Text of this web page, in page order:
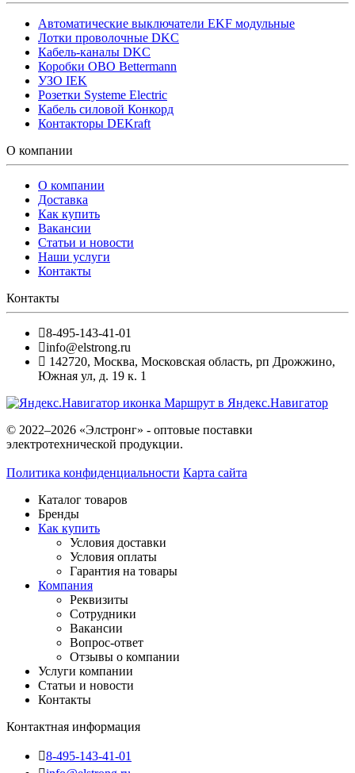
Автоматические выключатели EKF модульные
Лотки проволочные DKC
Кабель-каналы DKC
Коробки OBO Bettermann
УЗО IEK
Розетки Systeme Electric
Кабель силовой Конкорд
Контакторы DEKraft
О компании
О компании
Доставка
Как купить
Вакансии
Статьи и новости
Наши услуги
Контакты
Контакты
8-495-143-41-01
info@elstrong.ru
142720, Москва, Московская область, рп Дрожжино,
Южная ул, д. 19 к. 1
Маршрут в Яндекс.Навигатор
© 2022–2026 «Элстронг» - оптовые поставки
электротехнической продукции.
Политика конфиденциальности Карта сайта
Каталог товаров
Бренды
Как купить
Условия доставки
Условия оплаты
Гарантия на товары
Компания
Реквизиты
Сотрудники
Вакансии
Вопрос-ответ
Отзывы о компании
Услуги компании
Статьи и новости
Контакты
Контактная информация
8-495-143-41-01